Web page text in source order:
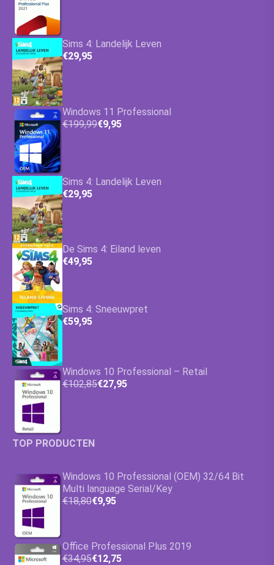
Sims 4: Landelijk Leven
€29,95
Windows 11 Professional
€199,99€9,95
Sims 4: Landelijk Leven
€29,95
De Sims 4: Eiland leven
€49,95
Sims 4: Sneeuwpret
€59,95
Windows 10 Professional – Retail
€102,85€27,95
TOP PRODUCTEN
Windows 10 Professional (OEM) 32/64 Bit
Multi language Serial/Key
€18,80€9,95
Office Professional Plus 2019
€34,95€12,75